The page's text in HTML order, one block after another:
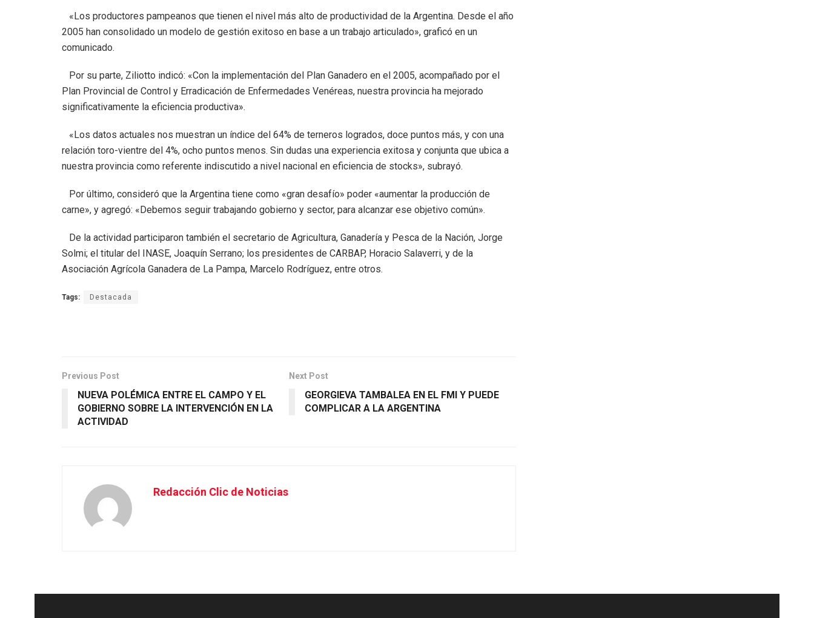
«Los productores pampeanos que tienen el nivel más alto de productividad de la Argentina. Desde el año
2005 han consolidado un modelo de gestión exitoso en base a un trabajo articulado», graficó en un
comunicado.
Por su parte, Ziliotto indicó: «Con la implementación del Plan Ganadero en el 2005, acompañado por el
Plan Provincial de Control y Erradicación de Enfermedades Venéreas, nuestra provincia ha mejorado
significativamente la eficiencia productiva».
«Los datos actuales nos muestran un índice del 64% de terneros logrados, doce puntos más, y con una
relación toro-vientre del 4%, ocho puntos menos. Sin dudas una experiencia exitosa y conjunta que ubica a
nuestra provincia como referente indiscutido a nivel nacional en eficiencia de stocks», subrayó.
Por último, consideró que la Argentina tiene como «gran desafío» poder «aumentar la producción de
carne», y agregó: «Debemos seguir trabajando gobierno y sector, para alcanzar ese objetivo común».
De la actividad participaron también el secretario de Agricultura, Ganadería y Pesca de la Nación, Jorge
Solmi; el titular del INASE, Joaquín Serrano; los presidentes de CARBAP, Horacio Salaverri, y de la
Asociación Agrícola Ganadera de La Pampa, Marcelo Rodríguez, entre otros.
Tags: Destacada
Previous Post
NUEVA POLÉMICA ENTRE EL CAMPO Y EL
GOBIERNO SOBRE LA INTERVENCIÓN EN LA
ACTIVIDAD
Next Post
GEORGIEVA TAMBALEA EN EL FMI Y PUEDE
COMPLICAR A LA ARGENTINA
Redacción Clic de Noticias